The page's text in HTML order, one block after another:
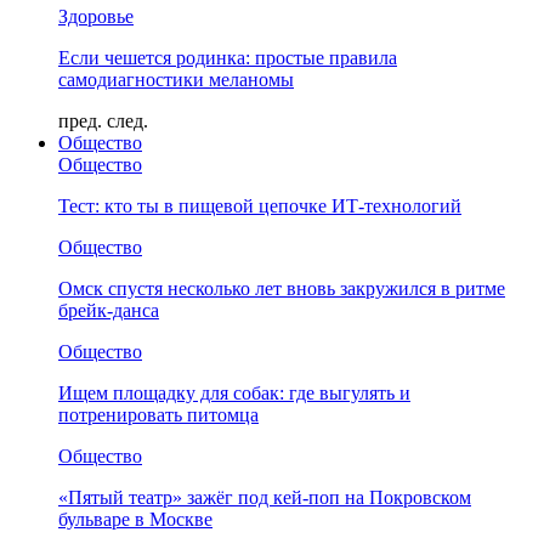
Здоровье
Если чешется родинка: простые правила
самодиагностики меланомы
пред. след.
Общество
Общество
Тест: кто ты в пищевой цепочке ИТ-технологий
Общество
Омск спустя несколько лет вновь закружился в ритме
брейк-данса
Общество
Ищем площадку для собак: где выгулять и
потренировать питомца
Общество
«Пятый театр» зажёг под кей-поп на Покровском
бульваре в Москве